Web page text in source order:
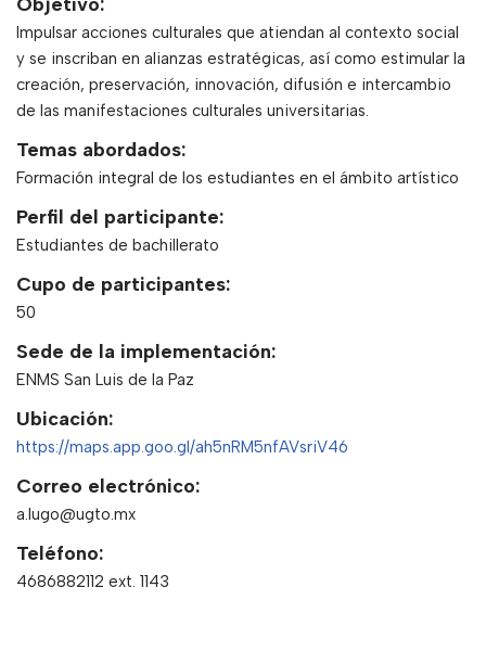
Impulsar acciones culturales que atiendan al contexto social
y se inscriban en alianzas estratégicas, así como estimular la
creación, preservación, innovación, difusión e intercambio
de las manifestaciones culturales universitarias.
Temas abordados:
Formación integral de los estudiantes en el ámbito artístico
Perfil del participante:
Estudiantes de bachillerato
Cupo de participantes:
50
Sede de la implementación:
ENMS San Luis de la Paz
Ubicación:
https://maps.app.goo.gl/ah5nRM5nfAVsriV46
Correo electrónico:
a.lugo@ugto.mx
Teléfono:
4686882112 ext. 1143